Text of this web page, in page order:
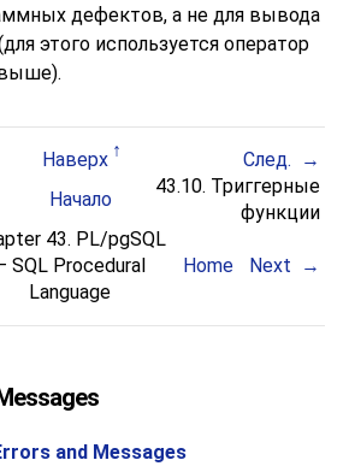
дефектов, а не для вывода
этого используется оператор
Наверх
След.
Начало
43.10. Триггерные
функции
43. PL/pgSQL
SQL Procedural
Language
Home Next
and Messages